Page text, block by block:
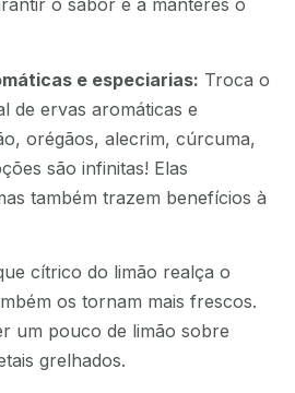
o sabor e a manteres o
e especiarias: Troca o
de ervas aromáticas e
orégãos, alecrim, cúrcuma,
são infinitas! Elas
também trazem benefícios à
cítrico do limão realça o
os tornam mais frescos.
um pouco de limão sobre
grelhados.